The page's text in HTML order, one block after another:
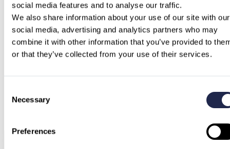
social media features and to analyse our traffic.
We also share information about your use of our site with our
social media, advertising and analytics partners who may
combine it with other information that you’ve provided to
or that they’ve collected from your use of their services.
Selection
Necessary
Preferences